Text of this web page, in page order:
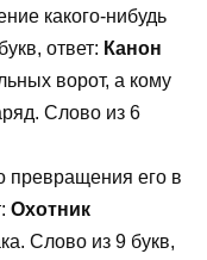
какого-нибудь
ответ: Канон
ворот, а кому
Слово из 6
его в
Охотник
Слово из 9 букв,